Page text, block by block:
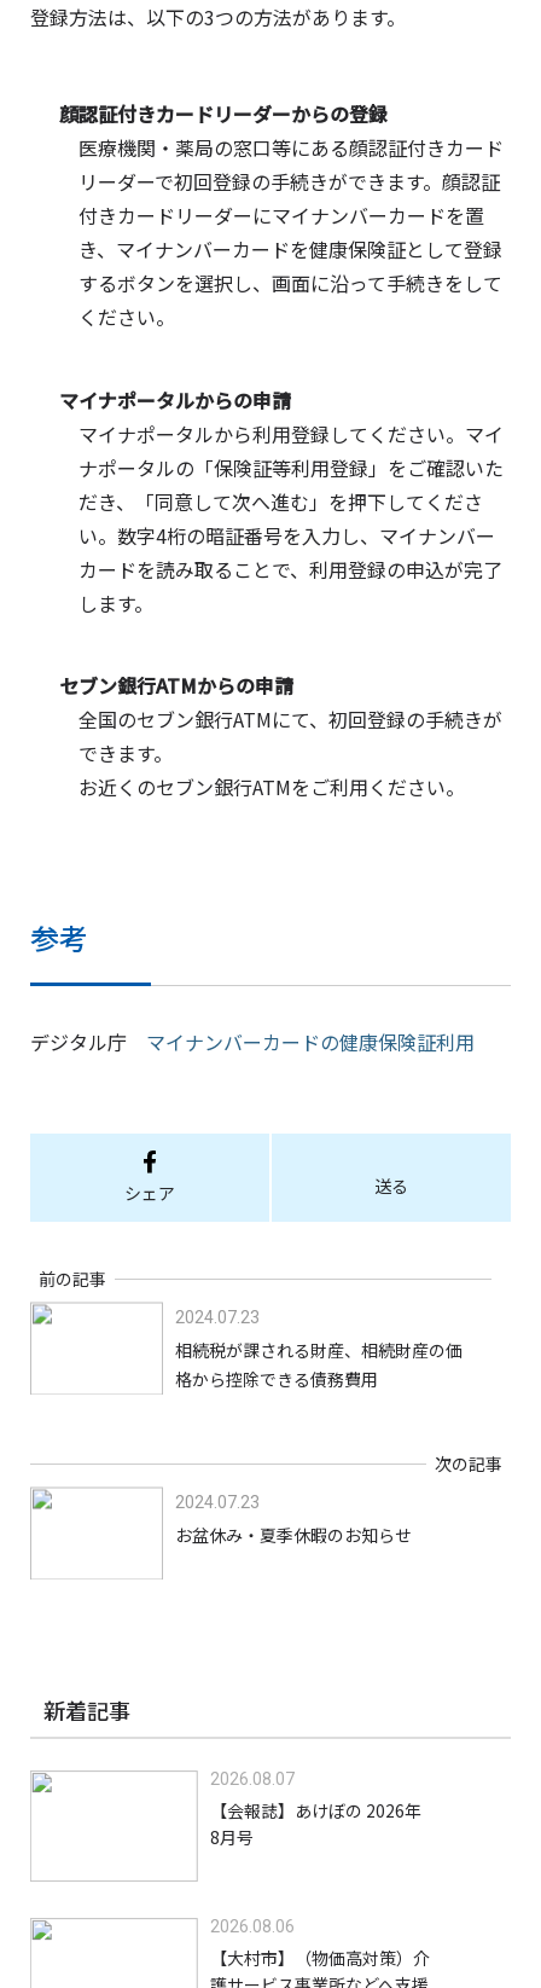
登録方法は、以下の3つの方法があります。
顔認証付きカードリーダーからの登録
医療機関・薬局の窓口等にある顔認証付きカード
リーダーで初回登録の手続きができます。顔認証
付きカードリーダーにマイナンバーカードを置
き、マイナンバーカードを健康保険証として登録
するボタンを選択し、画面に沿って手続きをして
ください。
マイナポータルからの申請
マイナポータルから利用登録してください。マイ
ナポータルの「保険証等利用登録」をご確認いた
だき、「同意して次へ進む」を押下してくださ
い。数字4桁の暗証番号を入力し、マイナンバー
カードを読み取ることで、利用登録の申込が完了
します。
セブン銀行ATMからの申請
全国のセブン銀行ATMにて、初回登録の手続きが
できます。
お近くのセブン銀行ATMをご利用ください。
参考
デジタル庁 マイナンバーカードの健康保険証利用
シェア 送る
前の記事
2024.07.23
相続税が課される財産、相続財産の価
格から控除できる債務費用
次の記事
2024.07.23
お盆休み・夏季休暇のお知らせ
新着記事
2026.08.07
【会報誌】あけぼの 2026年
8月号
2026.08.06
【大村市】（物価高対策）介